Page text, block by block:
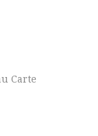
Carte